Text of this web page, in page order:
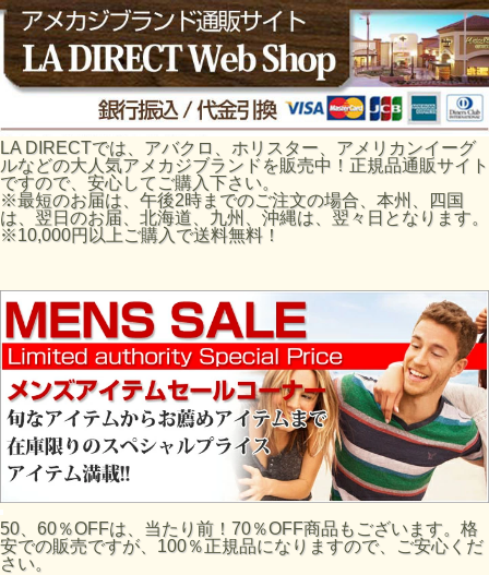
LA DIRECTでは、アバクロ、ホリスター、アメリカンイーグ
ルなどの大人気アメカジブランドを販売中！正規品通販サイト
ですので、安心してご購入下さい。
※最短のお届は、午後2時までのご注文の場合、本州、四国
は、翌日のお届、北海道、九州、沖縄は、翌々日となります。
※10,000円以上ご購入で送料無料！
50、60％OFFは、当たり前！70％OFF商品もございます。格
安での販売ですが、100％正規品になりますので、ご安心くだ
さい。